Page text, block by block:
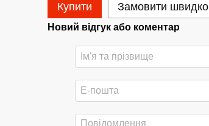
Купити Замовити швидко
Новий відгук або коментар